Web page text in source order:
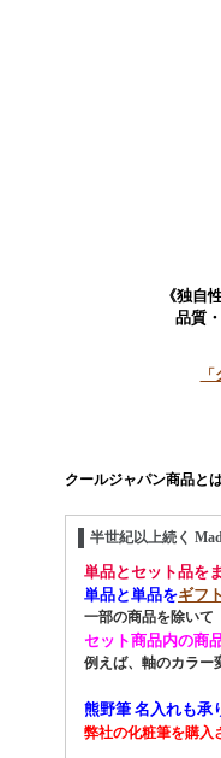
《独自
品質
クールジャパン商品と
半世紀以上続く
単品とセット品を
単品と単品をギフ
一部の商品を除いて
セット商品内の商
例えば、軸のカラー
熊野筆 名入れも承
弊社の化粧筆を購入